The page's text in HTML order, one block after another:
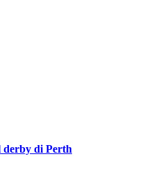
derby di Perth